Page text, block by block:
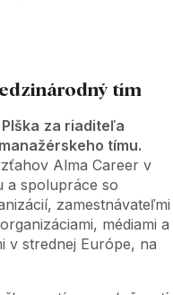
tím
za riaditeľa
tímu.
Alma Career v
a spolupráce so
zamestnávateľmi
médiami a
v strednej Európe, na